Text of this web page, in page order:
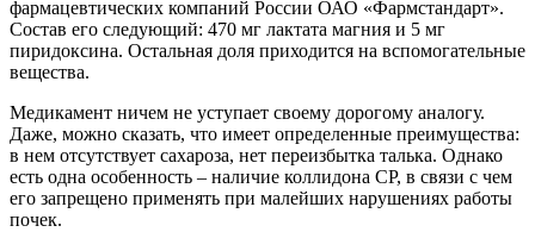
фармацевтических компаний России ОАО «Фармстандарт».
Состав его следующий: 470 мг лактата магния и 5 мг
пиридоксина. Остальная доля приходится на вспомогательные
вещества.
Медикамент ничем не уступает своему дорогому аналогу.
Даже, можно сказать, что имеет определенные преимущества:
в нем отсутствует сахароза, нет переизбытка талька. Однако
есть одна особенность – наличие коллидона СР, в связи с чем
его запрещено применять при малейших нарушениях работы
почек.